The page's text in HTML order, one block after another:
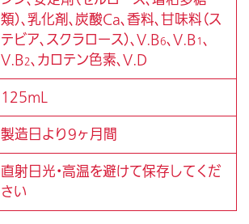
類）、乳化剤、炭酸Ca、香料、甘味料（ス
テビア、スクラロース）、V.B6、V.B1、
V.B2、カロテン色素、V.D
125mL
製造日より9ヶ月間
直射日光・高温を避けて保存してくだ
さい